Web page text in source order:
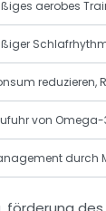
aerobes
reduzieren,
von
durch